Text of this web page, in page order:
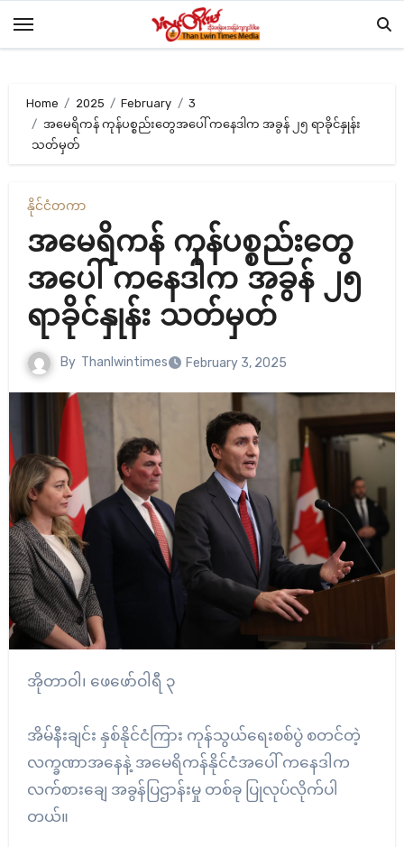
Home 2025 February
3
အမေရိကန် ကုန်ပစ္စည်းတွေအပေါ် ကနေဒါက အခွန် ၂၅ ရာခိုင်နှုန်း
သတ်မှတ်
နိုင်ငံတကာ
အမေရိကန် ကုန်ပစ္စည်းတွေ
အပေါ် ကနေဒါက အခွန် ၂၅
ရာခိုင်နှုန်း သတ်မှတ်
By Thanlwintimes February 3, 2025
အိုတာဝါ၊ ဖေဖော်ဝါရီ ၃
အိမ်နီးချင်း နှစ်နိုင်ငံကြား ကုန်သွယ်ရေးစစ်ပွဲ စတင်တဲ့
လက္ခဏာအနေနဲ့ အမေရိကန်နိုင်ငံအပေါ် ကနေဒါက
လက်စားချေ အခွန်ပြဌာန်းမှု တစ်ခု ပြုလုပ်လိုက်ပါ
တယ်။